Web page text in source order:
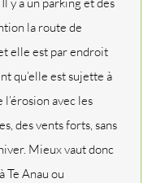
y a un parking et des
la route de
elle est par endroit
qu’elle est sujette à
avec les
des vents forts, sans
Mieux vaut donc
Te Anau ou